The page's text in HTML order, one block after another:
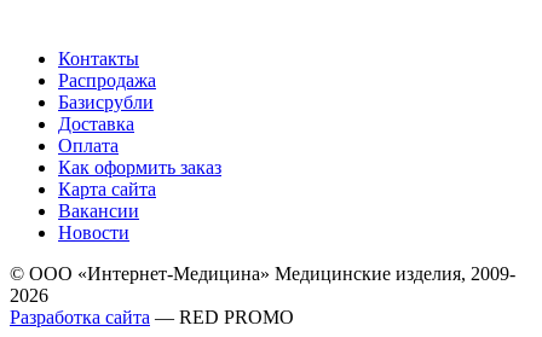
Контакты
Распродажа
Базисрубли
Доставка
Оплата
Как оформить заказ
Карта сайта
Вакансии
Новости
© ООО «Интернет-Медицина» Медицинские изделия, 2009-
2026
Разработка сайта — RED PROMO